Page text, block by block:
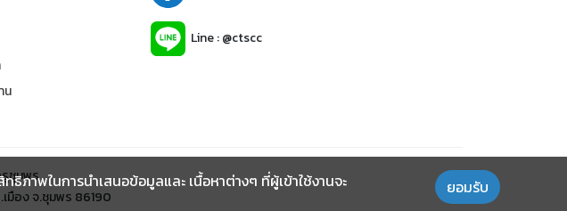
น
Line : @ctscc
ชุมพร
มือง จ.ชุมพร 86190
ภาพในการนำเสนอข้อมูลและ เนื้อหาต่างๆ ที่ผู้เข้าใช้งานจะ
ยอมรับ